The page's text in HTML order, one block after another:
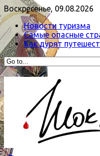
Воскресенье, 09.08.2026
Новости туризма
Самые опасные
Как дурят